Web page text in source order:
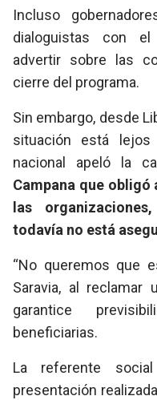
Incluso
dialoguistas con
advertir sobre las
cierre del programa.
Sin embargo, desde
situación está lejos
nacional apeló la
Campana que obligó
las
todavía no está
“No queremos que
Saravia, al reclamar
garantice
beneficiarias.
La referente
presentación